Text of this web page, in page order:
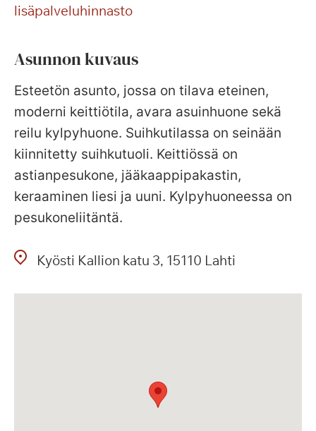
lisäpalveluhinnasto
Asunnon kuvaus
Esteetön asunto, jossa on tilava eteinen,
moderni keittiötila, avara asuinhuone sekä
reilu kylpyhuone. Suihkutilassa on seinään
kiinnitetty suihkutuoli. Keittiössä on
astianpesukone, jääkaappipakastin,
keraaminen liesi ja uuni. Kylpyhuoneessa on
pesukoneliitäntä.
Kyösti Kallion katu 3 15110 Lahti